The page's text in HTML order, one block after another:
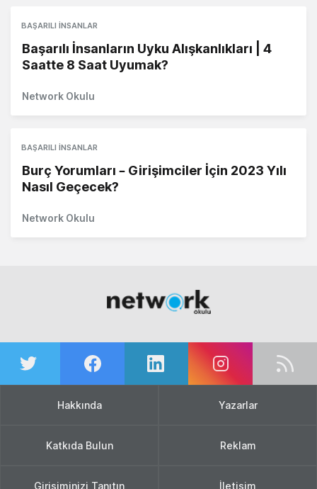
BAŞARILI İNSANLAR
Başarılı İnsanların Uyku Alışkanlıkları | 4
Saatte 8 Saat Uyumak?
Network Okulu
BAŞARILI İNSANLAR
Burç Yorumları – Girişimciler İçin 2023 Yılı
Nasıl Geçecek?
Network Okulu
Hakkında Yazarlar
Katkıda Bulun Reklam
Girişiminizi Tanıtın İletişim